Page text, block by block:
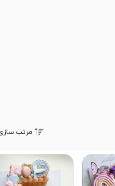
مرتب